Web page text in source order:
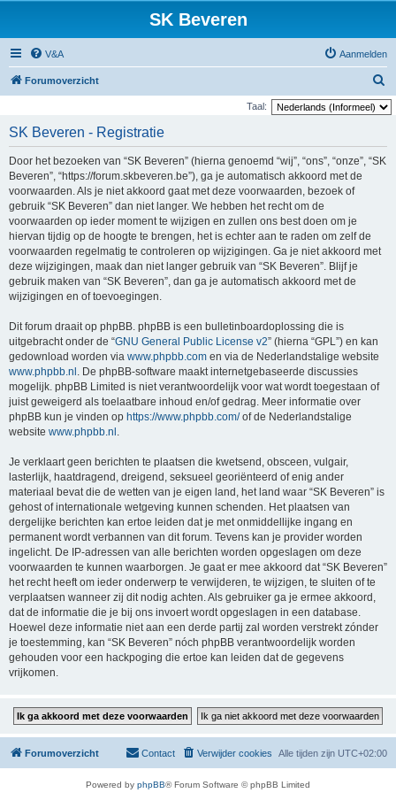
SK Beveren
V&A Aanmelden
Forumoverzicht
o
Taal:
SK Beveren - Registratie
Door het bezoeken van “SK Beveren” (hierna genoemd “wij”, “ons”, “onze”, “SK
Beveren”, “https://forum.skbeveren.be”), ga je automatisch akkoord met de
voorwaarden. Als je niet akkoord gaat met deze voorwaarden, bezoek of
gebruik “SK Beveren” dan niet langer. We hebben het recht om de
voorwaarden op ieder moment te wijzigen en zullen ons best doen om je
hiervan tijdig op de hoogte te brengen, het is echter aan te raden om zelf de
voorwaarden regelmatig te controleren op wijzigingen. Ga je niet akkoord met
deze wijzigingen, maak dan niet langer gebruik van “SK Beveren”. Blijf je
gebruik maken van “SK Beveren”, dan ga je automatisch akkoord met de
wijzigingen en of toevoegingen.
Dit forum draait op phpBB. phpBB is een bulletinboardoplossing die is
uitgebracht onder de “GNU General Public License v2” (hierna “GPL”) en kan
gedownload worden via www.phpbb.com en via de Nederlandstalige website
www.phpbb.nl . De phpBB-software maakt internetgebaseerde discussies
mogelijk. phpBB Limited is niet verantwoordelijk voor wat wordt toegestaan of
juist geweigerd als toelaatbare inhoud en/of gedrag. Meer informatie over
phpBB kun je vinden op https://www.phpbb.com/of de Nederlandstalige
website www.phpbb.nl .
Je verklaart geen berichten te plaatsen die kwetsend, obsceen, vulgair,
lasterlijk, haatdragend, dreigend, seksueel georiënteerd of enig ander
materiaal bevat die de wetten van je eigen land, het land waar “SK Beveren” is
gehost of internationale wetgeving kunnen schenden. Het plaatsen van
dergelijke berichten kan ertoe leiden dat je met onmiddellijke ingang en
permanent wordt verbannen van dit forum. Tevens kan je provider worden
ingelicht. De IP-adressen van alle berichten worden opgeslagen om deze
voorwaarden te kunnen waarborgen. Je gaat er mee akkoord dat “SK Beveren”
het recht heeft om ieder onderwerp te verwijderen, te wijzigen, te sluiten of te
verplaatsen wanneer zij dit nodig achten. Als gebruiker ga je ermee akkoord,
dat de informatie die je bij ons invoert wordt opgeslagen in een database.
Hoewel deze informatie niet aan een derde partij zal worden verstrekt zónder
je toestemming, kan “SK Beveren” nóch phpBB verantwoordelijk worden
gehouden voor een hackpoging die ertoe kan leiden dat de gegevens
vrijkomen.
Forumoverzicht Alle tijden zijn UTC+02:00
Verwijder cookies
Contact
Powered by phpBB® Forum Software © phpBB Limited